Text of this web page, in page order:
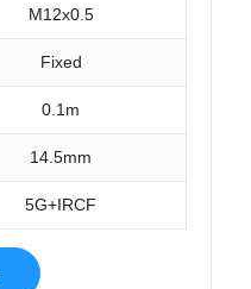
M12x0.5
Fixed
0.1m
14.5mm
5G+IRCF